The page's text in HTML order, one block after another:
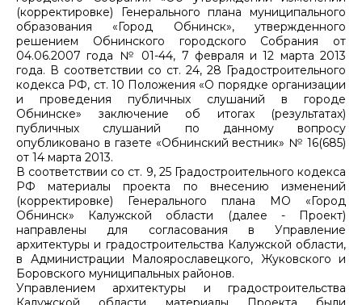
(корректировке) Генерального плана муниципального
образования «Город Обнинск», утвержденного
решением Обнинского городского Собрания от
04.06.2007 года № 01-44, 7 февраля и 12 марта 2013
года. В соответствии со ст. 24, 28 Градостроительного
кодекса РФ, ст. 10 Положения «О порядке организации
и проведения публичных слушаний в городе
Обнинске» заключение об итогах (результатах)
публичных слушаний по данному вопросу
опубликовано в газете «Обнинский вестник» № 16(685)
от 14 марта 2013.
В соответствии со ст. 9, 25 Градостроительного кодекса
РФ материалы проекта по внесению изменений
(корректировке) Генерального плана МО «Город
Обнинск» Калужской области (далее - Проект)
направлены для согласования в Управление
архитектуры и градостроительства Калужской области,
в Администрации Малоярославецкого, Жуковского и
Боровского муниципальных районов.
Управлением архитектуры и градостроительства